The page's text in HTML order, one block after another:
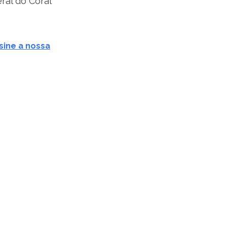
a nossa